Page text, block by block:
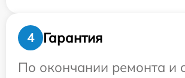
4
Гарантия
По окончании ремонта и